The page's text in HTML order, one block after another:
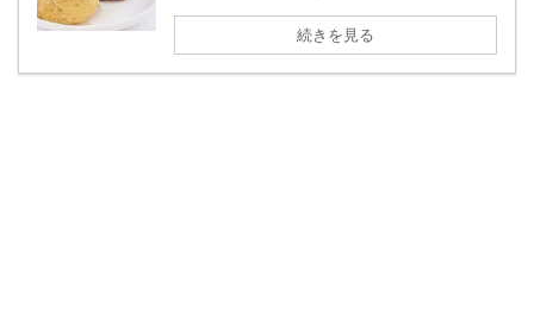
続きを見る